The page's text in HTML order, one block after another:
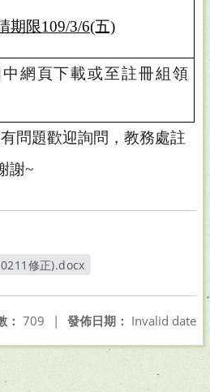
期限109/3/6(五)
網頁下載或至註冊組領
問題歡迎詢問，教務處註
謝~
修正).docx
發佈日期： Invalid date
： 709 |